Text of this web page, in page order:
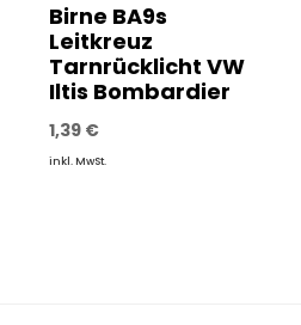
Birne BA9s
Leitkreuz
Tarnrücklicht VW
Iltis Bombardier
1,39 €
inkl. MwSt.